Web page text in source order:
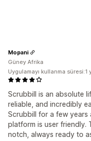
Scrubbill is an absolute
reliable, and incredibly
Scrubbill for a few
platform is user friendly.
notch, always ready to
Mopani
Güney Afrika
Uygulamayı kullanma süresi:1